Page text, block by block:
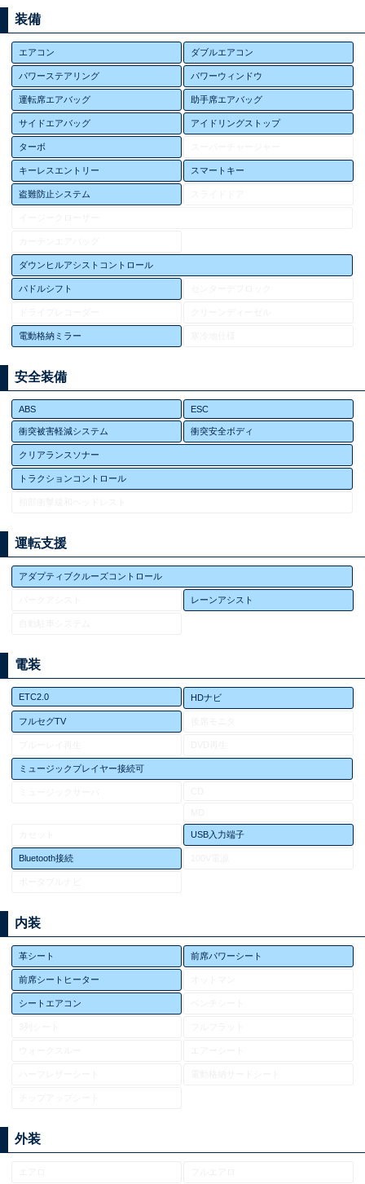
装備
エアコン ダブルエアコン
パワーステアリング パワーウィンドウ
運転席エアバッグ 助手席エアバッグ
サイドエアバッグ アイドリングストップ
ターボ
キーレスエントリー スマートキー
盗難防止システム
ダウンヒルアシストコントロール
パドルシフト
電動格納ミラー
安全装備
ABS ESC
衝突被害軽減システム 衝突安全ボディ
クリアランスソナー
トラクションコントロール
運転支援
アダプティブクルーズコントロール
レーンアシスト
電装
ETC2.0 HDナビ
フルセグTV
ミュージックプレイヤー接続可
USB入力端子
Bluetooth接続
内装
革シート 前席パワーシート
前席シートヒーター
シートエアコン
外装